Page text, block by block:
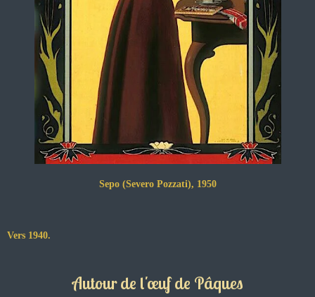
Sepo (Severo Pozzati), 1950
Vers 1940.
Autour de l'œuf de Pâques